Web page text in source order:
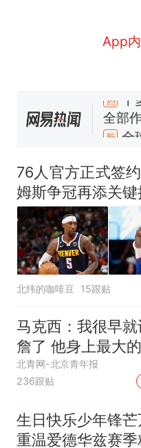
App
新 全
家，
线一
5060
了……
视频
母瘫
空调
电力
5万的
的抢
热
全部
76人官方正式签
姆斯争冠再添关键
北纬的咖啡豆 15跟贴
马克西：我很早
詹了 他身上最大
是谦逊
北青网-北京青年报
236跟贴
生日快乐少年锋芒
重温爱德华兹赛季